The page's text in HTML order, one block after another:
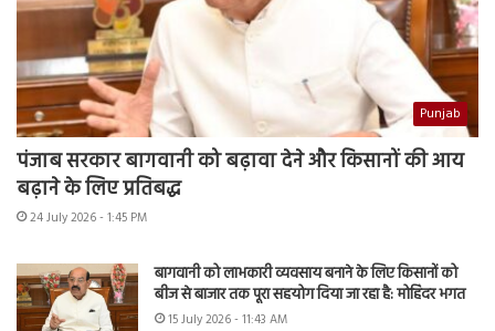
Punjab
पंजाब सरकार बागवानी को बढ़ावा देने और किसानों की आय
बढ़ाने के लिए प्रतिबद्ध
24 July 2026 - 1:45 PM
बागवानी को लाभकारी व्यवसाय बनाने के लिए किसानों को
बीज से बाजार तक पूरा सहयोग दिया जा रहा है: मोहिंदर भगत
15 July 2026 - 11:43 AM